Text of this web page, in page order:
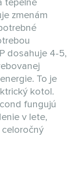
zmenám
dosahuje 4-5,
To je
kotol.
fungujú
v lete,
celoročný